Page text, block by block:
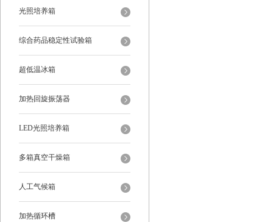
光照培养箱
综合药品稳定性试验箱
超低温冰箱
加热回旋振荡器
LED光照培养箱
多箱真空干燥箱
人工气候箱
加热循环槽